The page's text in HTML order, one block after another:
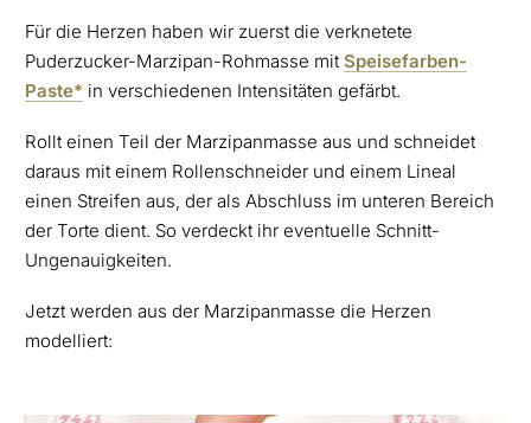
Für die Herzen haben wir zuerst die verknetete
Puderzucker-Marzipan-Rohmasse mit Speisefarben-
Paste* in verschiedenen Intensitäten gefärbt.
Rollt einen Teil der Marzipanmasse aus und schneidet
daraus mit einem Rollenschneider und einem Lineal
einen Streifen aus, der als Abschluss im unteren Bereich
der Torte dient. So verdeckt ihr eventuelle Schnitt-
Ungenauigkeiten.
Jetzt werden aus der Marzipanmasse die Herzen
modelliert: